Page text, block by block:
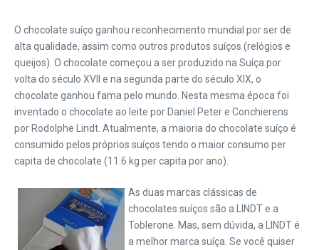
O chocolate suíço ganhou reconhecimento mundial por ser de
alta qualidade, assim como outros produtos suíços (relógios e
queijos). O chocolate começou a ser produzido na Suíça por
volta do século XVII e na segunda parte do século XIX, o
chocolate ganhou fama pelo mundo. Nesta mesma época foi
inventado o chocolate ao leite por Daniel Peter e Conchierens
por Rodolphe Lindt. Atualmente, a maioria do chocolate suíço é
consumido pelos próprios suíços tendo o maior consumo per
capita de chocolate (11.6 kg per capita por ano).
As duas marcas clássicas de
chocolates suíços são a LINDT e a
Toblerone. Mas, sem dúvida, a LINDT é
a melhor marca suíça. Se você quiser